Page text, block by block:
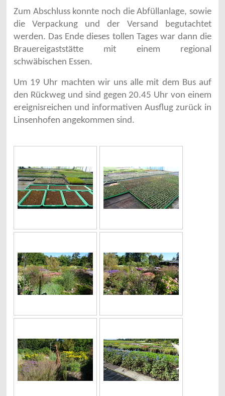
Zum Abschluss konnte noch die Abfüllanlage, sowie
die Verpackung und der Versand begutachtet
werden. Das Ende dieses tollen Tages war dann die
Brauereigaststätte mit einem regional
schwäbischen Essen.
Um 19 Uhr machten wir uns alle mit dem Bus auf
den Rückweg und sind gegen 20.45 Uhr von einem
ereignisreichen und informativen Ausflug zurück in
Linsenhofen angekommen sind.